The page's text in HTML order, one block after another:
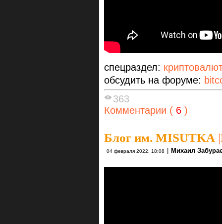
спецраздел:
обсудить на форуме:
363
Комментарии ( 6 )
Блог им. MISUTKA |
04 февраля 2022, 18:08 Михаил